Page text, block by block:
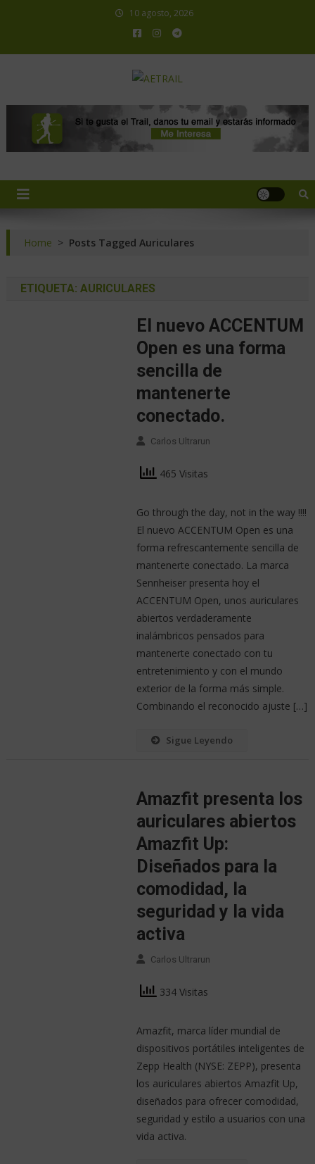
10 agosto, 2026
Home > Posts Tagged Auriculares
ETIQUETA: AURICULARES
El nuevo ACCENTUM
Open es una forma
sencilla de
mantenerte
conectado.
Carlos Ultrarun
465 Visitas
Go through the day, not in the way !!!!
El nuevo ACCENTUM Open es una
forma refrescantemente sencilla de
mantenerte conectado. La marca
Sennheiser presenta hoy el
ACCENTUM Open, unos auriculares
abiertos verdaderamente
inalámbricos pensados para
mantenerte conectado con tu
entretenimiento y con el mundo
exterior de la forma más simple.
Combinando el reconocido ajuste […]
Sigue Leyendo
Amazfit presenta los
auriculares abiertos
Amazfit Up:
Diseñados para la
comodidad, la
seguridad y la vida
activa
Carlos Ultrarun
334 Visitas
Amazfit, marca líder mundial de
dispositivos portátiles inteligentes de
Zepp Health (NYSE: ZEPP), presenta
los auriculares abiertos Amazfit Up,
diseñados para ofrecer comodidad,
seguridad y estilo a usuarios con una
vida activa.